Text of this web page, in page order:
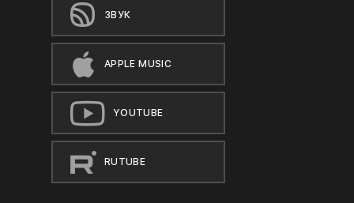
ЗВУК
APPLE MUSIC
YOUTUBE
RUTUBE